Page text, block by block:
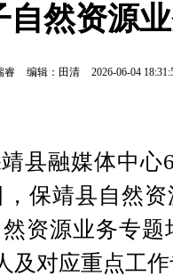
自然资源
睿 编辑：田清 2026-06-04
县融媒体中心
，保靖县自然
然资源业务专
及对应重点工